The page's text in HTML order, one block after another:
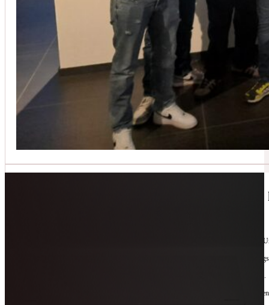
🔧 Geräte-Retter-Prämie – Weil
Manchmal braucht es nur eine zweite Chance. Für Geräte. Für Ressourcen. Für unsere
reparieren wir, was andere
Jede gerettete Maschine zählt. Jeder reparierte Motor wirkt. Jede Entscheidung macht
Jetzt kontaktieren